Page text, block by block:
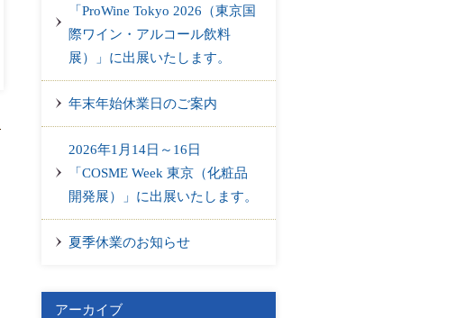
「ProWine Tokyo 2026（東京国
際ワイン・アルコール飲料
展）」に出展いたします。
年末年始休業日のご案内
2026年1月14日～16日
「COSME Week 東京（化粧品
開発展）」に出展いたします。
夏季休業のお知らせ
アーカイブ